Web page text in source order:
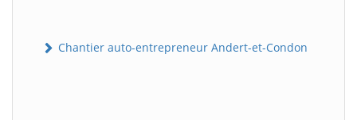
Chantier auto-entrepreneur Andert-et-Condon